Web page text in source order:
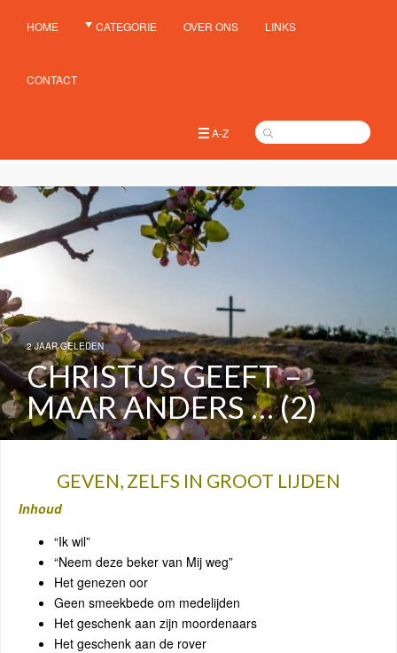
HOME CATEGORIE OVER ONS LINKS
CONTACT
A-Z
2 JAAR GELEDEN
CHRISTUS GEEFT –
MAAR ANDERS … (2)
GEVEN, ZELFS IN GROOT LIJDEN
Inhoud
“Ik wil”
“Neem deze beker van Mij weg”
Het genezen oor
Geen smeekbede om medelijden
Het geschenk aan zijn moordenaars
Het geschenk aan de rover